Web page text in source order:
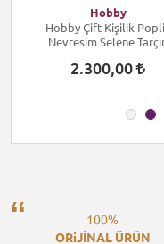
Hobby
Hobby Çift Kişilik
Nevresim Selene
2.300,00
100%
ORiJİNAL ÜRÜN